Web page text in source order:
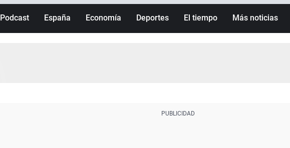
Podcast España Economía Deportes El tiempo Más noticias